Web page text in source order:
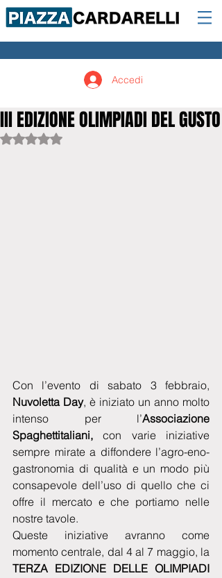
Accedi
III EDIZIONE OLIMPIADI DEL GUSTO
Valutazione NaN stelle su 5.
Con l’evento di sabato 3 febbraio,
Nuvoletta Day, è iniziato un anno molto
intenso per l’Associazione
Spaghettitaliani, con varie iniziative
sempre mirate a diffondere l’agro-eno-
gastronomia di qualità e un modo più
consapevole dell’uso di quello che ci
offre il mercato e che portiamo nelle
nostre tavole.
Queste iniziative avranno come
TERZA EDIZIONE DELLE OLIMPIADI